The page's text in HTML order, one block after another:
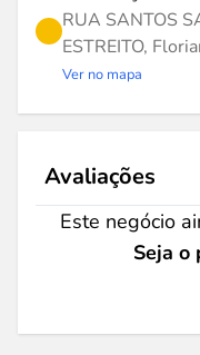
RUA SANTOS
ESTREITO,
Ver no mapa
Avaliações
Este negócio
Seja o